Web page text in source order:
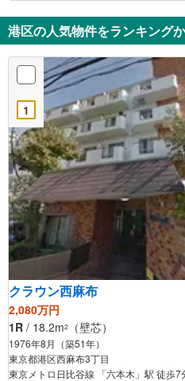
港区の人気物件をランキング
1
クラウン西麻布
2,080万円
1R / 18.2m2 （壁芯）
1976年8月（築51年）
東京都港区西麻布3丁目
東京メトロ日比谷線 「六本木」駅 徒歩7